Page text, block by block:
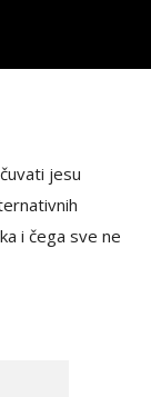
jesu
i čega sve ne